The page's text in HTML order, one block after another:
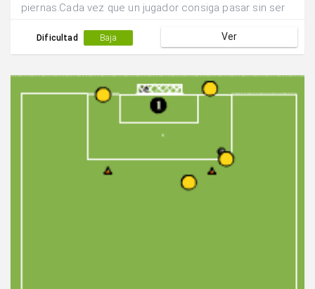
piernas.Cada vez que un jugador consiga pasar sin ser
jugadores se intercambian las funciones.
Dificultad Baja Ver